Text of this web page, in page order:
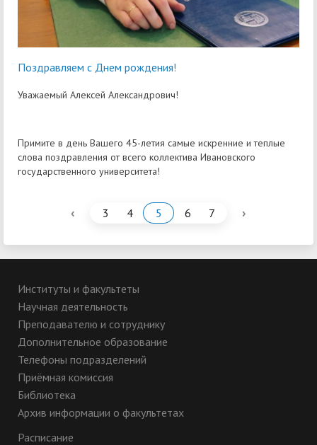
Поздравляем с Днем рождения!
Уважаемый Алексей Александрович!
Примите в день Вашего 45-летия самые искренние и теплые
слова поздравления от всего коллектива Ивановского
государственного университета!
‹ 3 4 5 6 7 ›
Институты и факультеты
Научная деятельность
Преподавателю и сотруднику
Дополнительное образование
Телефоны подразделений
Приёмная комиссия
Библиотека
Архив информации о факультетах
Расписание